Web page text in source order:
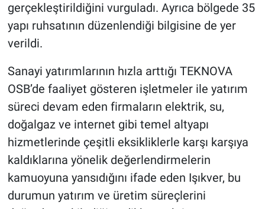
gerçekleştirildiğini vurguladı. Ayrıca bölgede 35
yapı ruhsatının düzenlendiği bilgisine de yer
verildi.
Sanayi yatırımlarının hızla arttığı TEKNOVA
OSB’de faaliyet gösteren işletmeler ile yatırım
süreci devam eden firmaların elektrik, su,
doğalgaz ve internet gibi temel altyapı
hizmetlerinde çeşitli eksikliklerle karşı karşıya
kaldıklarına yönelik değerlendirmelerin
kamuoyuna yansıdığını ifade eden Işıkver, bu
durumun yatırım ve üretim süreçlerini